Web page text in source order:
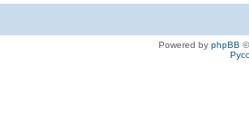
Powered by phpBB